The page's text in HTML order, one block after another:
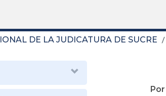
DE LA JUDICATURA DE SUCRE